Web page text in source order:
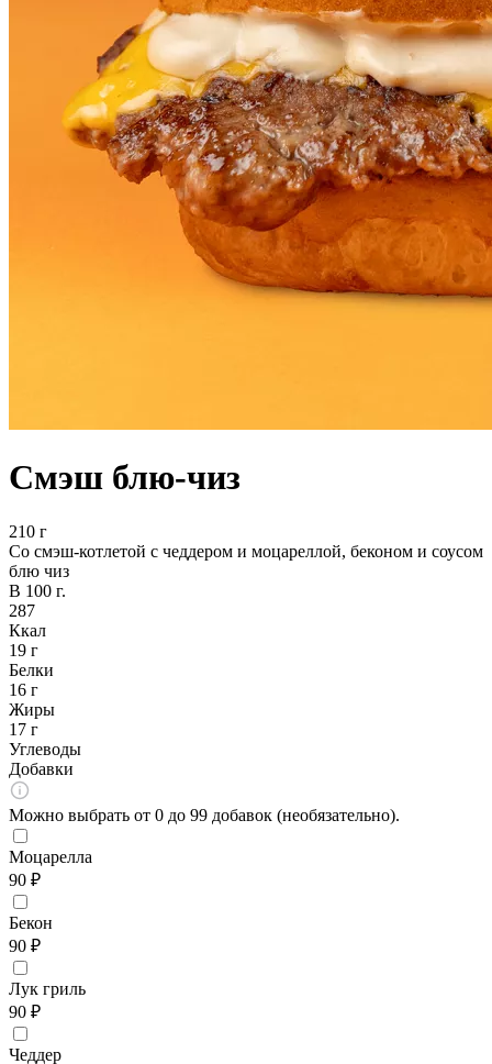
Смэш блю-чиз
210 г
Со смэш-котлетой с чеддером и моцареллой, беконом и соусом
блю чиз
В 100 г.
287
Ккал
19 г
Белки
16 г
Жиры
17 г
Углеводы
Добавки
Можно выбрать от 0 до 99 добавок (необязательно).
Моцарелла
90 ₽
Бекон
90 ₽
Лук гриль
90 ₽
Чеддер